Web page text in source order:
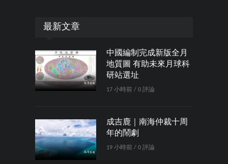
最新文章
中國編制完成新版全月
地質圖 有助未來月球科
研站選址
17 小時前 / 0 評論
成吉鹿｜南海仲裁十周
年的鬧劇
19 小時前 / 0 評論